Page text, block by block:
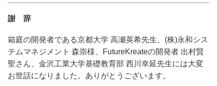
謝 辞
箱庭の開発者である京都大学 高瀬英希先生、(株)永和シス
テムマネジメント 森崇様、FutureKreateの開発者 出村賢
聖さん、金沢工業大学基礎教育部 西川幸延先生には大変
お世話になりました。ありがとうございます。